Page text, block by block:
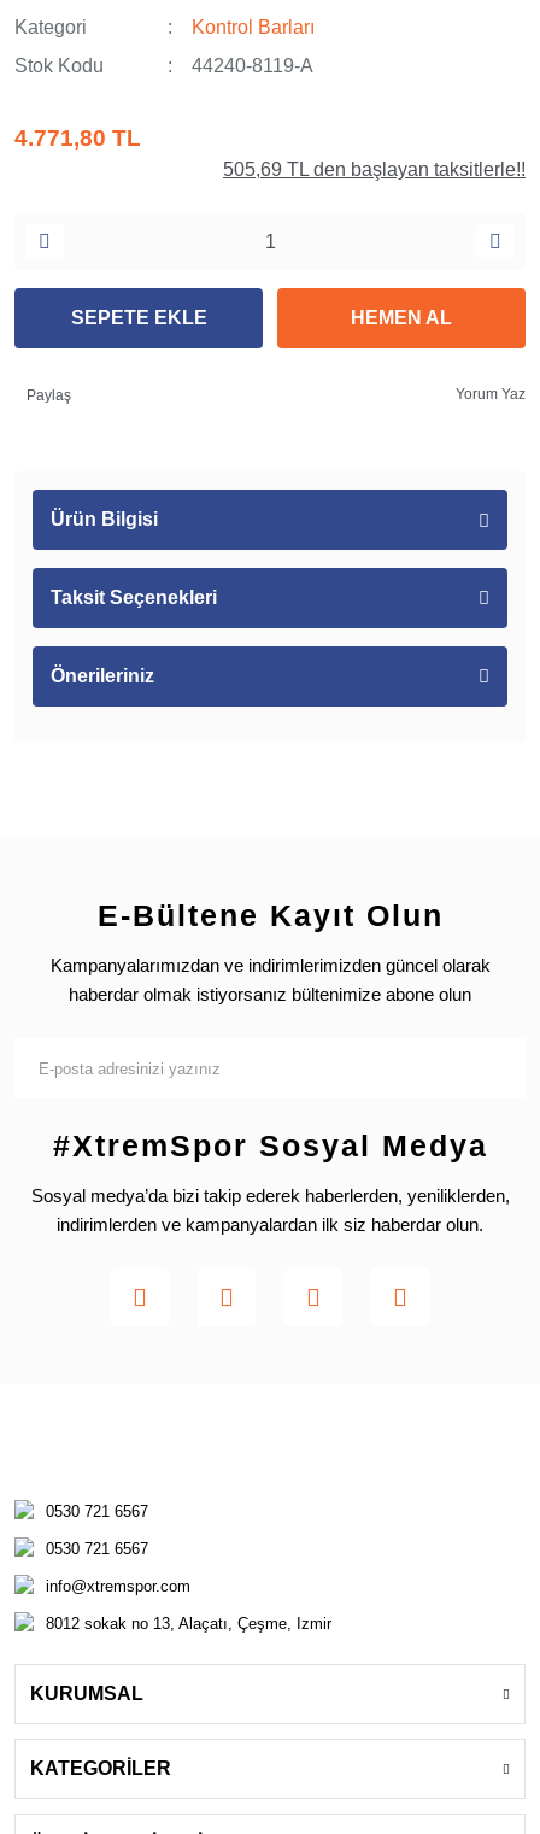
Kategori
Kontrol Barları
Stok Kodu
44240-8119-A
4.771,80 TL
505,69 TL den başlayan taksitlerle!!
SEPETE EKLE HEMEN AL
Paylaş Yorum Yaz
Ürün Bilgisi
Taksit Seçenekleri
Önerileriniz
E-Bültene Kayıt Olun
Kampanyalarımızdan ve indirimlerimizden güncel olarak
haberdar olmak istiyorsanız bültenimize abone olun
#XtremSpor Sosyal Medya
Sosyal medya’da bizi takip ederek haberlerden, yeniliklerden,
indirimlerden ve kampanyalardan ilk siz haberdar olun.
0530 721 6567
0530 721 6567
info@xtremspor.com
8012 sokak no 13, Alaçatı, Çeşme, Izmir
KURUMSAL
KATEGORİLER